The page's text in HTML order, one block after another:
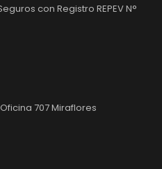
con Registro REPEV N°
707 Miraflores